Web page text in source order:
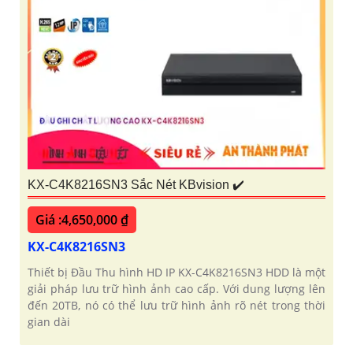
KX-C4K8216SN3 Sắc Nét KBvision ✔️
Giá :4,650,000 ₫
KX-C4K8216SN3
Thiết bị Đầu Thu hình HD IP KX-C4K8216SN3 HDD là một
giải pháp lưu trữ hình ảnh cao cấp. Với dung lượng lên
đến 20TB, nó có thể lưu trữ hình ảnh rõ nét trong thời
gian dài